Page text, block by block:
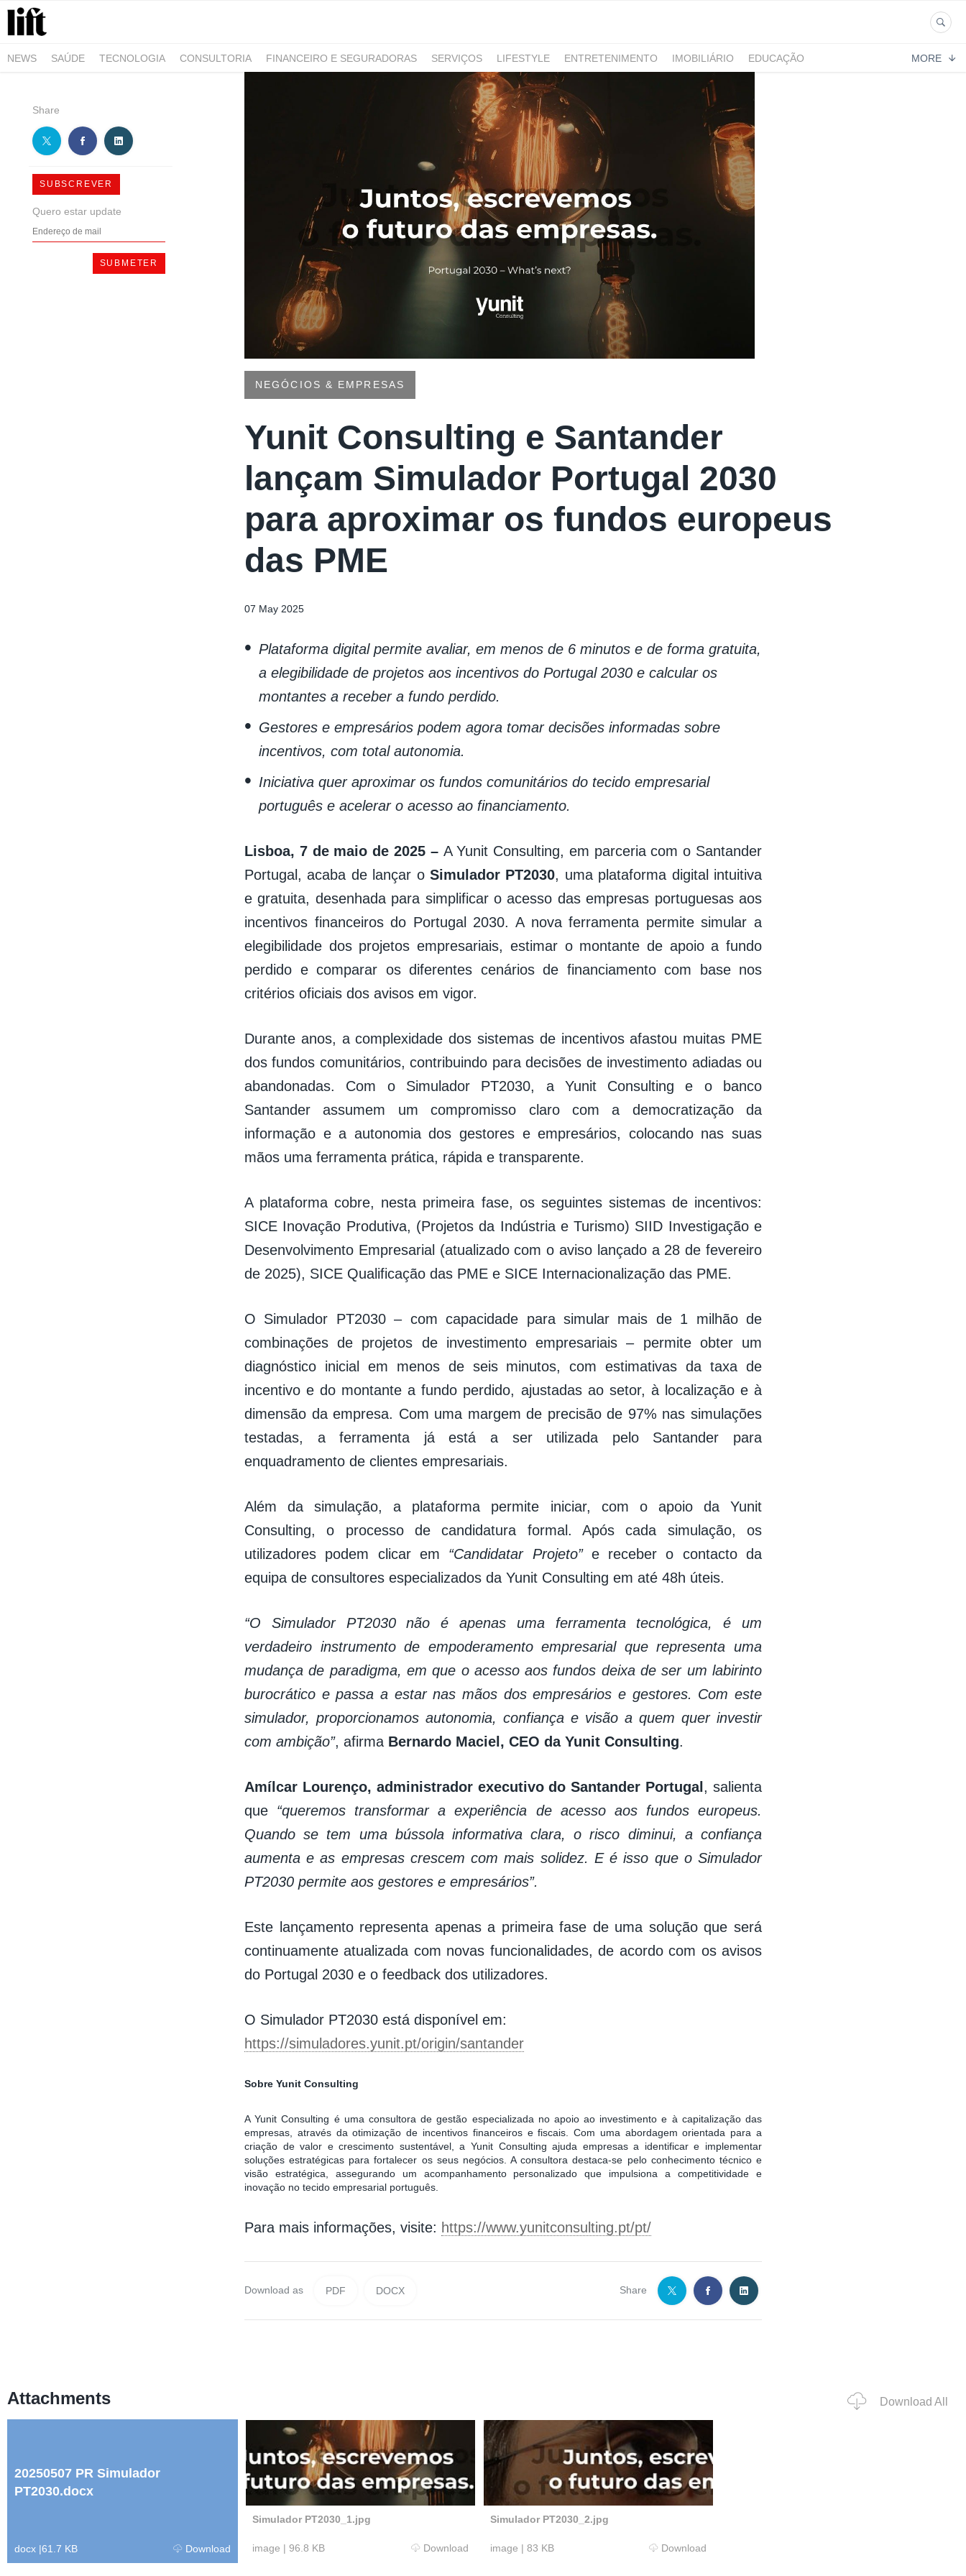
NEWS SAÚDE TECNOLOGIA CONSULTORIA FINANCEIRO E SEGURADORAS SERVIÇOS LIFESTYLE ENTRETENIMENTO IMOBILIÁRIO
EDUCAÇÃO
MORE
Share
SUBSCREVER
Quero estar update
NEGÓCIOS & EMPRESAS
Yunit Consulting e Santander
lançam Simulador Portugal 2030
para aproximar os fundos europeus
das PME
07 May 2025
Plataforma digital permite avaliar, em menos de 6 minutos e de forma gratuita,
a elegibilidade de projetos aos incentivos do Portugal 2030 e calcular os
montantes a receber a fundo perdido.
Gestores e empresários podem agora tomar decisões informadas sobre
incentivos, com total autonomia.
Iniciativa quer aproximar os fundos comunitários do tecido empresarial
português e acelerar o acesso ao financiamento.
Lisboa, 7 de maio de 2025 – A Yunit Consulting, em parceria com o Santander
Portugal, acaba de lançar o Simulador PT2030, uma plataforma digital intuitiva
e gratuita, desenhada para simplificar o acesso das empresas portuguesas aos
incentivos financeiros do Portugal 2030. A nova ferramenta permite simular a
elegibilidade dos projetos empresariais, estimar o montante de apoio a fundo
perdido e comparar os diferentes cenários de financiamento com base nos
critérios oficiais dos avisos em vigor.
Durante anos, a complexidade dos sistemas de incentivos afastou muitas PME
dos fundos comunitários, contribuindo para decisões de investimento adiadas ou
abandonadas. Com o Simulador PT2030, a Yunit Consulting e o banco
Santander assumem um compromisso claro com a democratização da
informação e a autonomia dos gestores e empresários, colocando nas suas
mãos uma ferramenta prática, rápida e transparente.
A plataforma cobre, nesta primeira fase, os seguintes sistemas de incentivos:
SICE Inovação Produtiva, (Projetos da Indústria e Turismo) SIID Investigação e
Desenvolvimento Empresarial (atualizado com o aviso lançado a 28 de fevereiro
de 2025), SICE Qualificação das PME e SICE Internacionalização das PME.
O Simulador PT2030 – com capacidade para simular mais de 1 milhão de
combinações de projetos de investimento empresariais – permite obter um
diagnóstico inicial em menos de seis minutos, com estimativas da taxa de
incentivo e do montante a fundo perdido, ajustadas ao setor, à localização e à
dimensão da empresa. Com uma margem de precisão de 97% nas simulações
testadas, a ferramenta já está a ser utilizada pelo Santander para
enquadramento de clientes empresariais.
Além da simulação, a plataforma permite iniciar, com o apoio da Yunit
Consulting, o processo de candidatura formal. Após cada simulação, os
utilizadores podem clicar em “Candidatar Projeto” e receber o contacto da
equipa de consultores especializados da Yunit Consulting em até 48h úteis.
“O Simulador PT2030 não é apenas uma ferramenta tecnológica, é um
verdadeiro instrumento de empoderamento empresarial que representa uma
mudança de paradigma, em que o acesso aos fundos deixa de ser um labirinto
burocrático e passa a estar nas mãos dos empresários e gestores. Com este
simulador, proporcionamos autonomia, confiança e visão a quem quer investir
com ambição”, afirma Bernardo Maciel, CEO da Yunit Consulting.
Amílcar Lourenço, administrador executivo do Santander Portugal , salienta
que “queremos transformar a experiência de acesso aos fundos europeus.
Quando se tem uma bússola informativa clara, o risco diminui, a confiança
aumenta e as empresas crescem com mais solidez. E é isso que o Simulador
PT2030 permite aos gestores e empresários”.
Este lançamento representa apenas a primeira fase de uma solução que será
continuamente atualizada com novas funcionalidades, de acordo com os avisos
do Portugal 2030 e o feedback dos utilizadores.
O Simulador PT2030 está disponível em:
https://simuladores.yunit.pt/origin/santander
Sobre Yunit Consulting
A Yunit Consulting é uma consultora de gestão especializada no apoio ao investimento e à capitalização das
empresas, através da otimização de incentivos financeiros e fiscais. Com uma abordagem orientada para a
criação de valor e crescimento sustentável, a Yunit Consulting ajuda empresas a identificar e implementar
soluções estratégicas para fortalecer os seus negócios. A consultora destaca-se pelo conhecimento técnico e
visão estratégica, assegurando um acompanhamento personalizado que impulsiona a competitividade e
inovação no tecido empresarial português.
Para mais informações, visite: https://www.yunitconsulting.pt/pt/
Download as PDF DOCX Share
Attachments Download All
20250507 PR Simulador
PT2030.docx
docx |61.7 KB Download
Simulador PT2030_1.jpg
image | 96.8 KB Download
Simulador PT2030_2.jpg
image | 83 KB Download